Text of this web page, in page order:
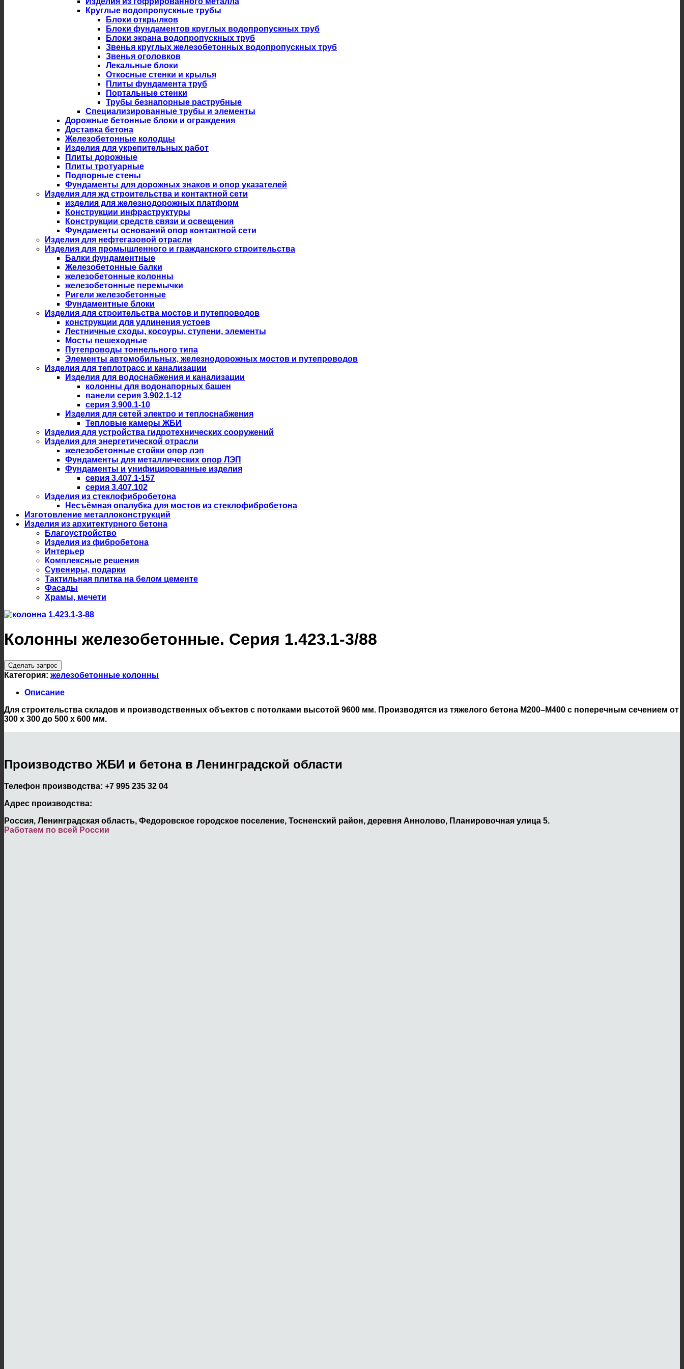
Круглые водопропускные трубы
Блоки открылков
Блоки фундаментов круглых водопропускных труб
Блоки экрана водопропускных труб
Звенья круглых железобетонных водопропускных труб
Звенья оголовков
Лекальные блоки
Откосные стенки и крылья
Плиты фундамента труб
Портальные стенки
Трубы безнапорные раструбные
Специализированные трубы и элементы
Дорожные бетонные блоки и ограждения
Доставка бетона
Железобетонные колодцы
Изделия для укрепительных работ
Плиты дорожные
Плиты тротуарные
Подпорные стены
Фундаменты для дорожных знаков и опор указателей
Изделия для жд строительства и контактной сети
изделия для железнодорожных платформ
Конструкции инфраструктуры
Конструкции средств связи и освещения
Фундаменты оснований опор контактной сети
Изделия для нефтегазовой отрасли
Изделия для промышленного и гражданского строительства
Балки фундаментные
Железобетонные балки
железобетонные колонны
железобетонные перемычки
Ригели железобетонные
Фундаментные блоки
Изделия для строительства мостов и путепроводов
конструкции для удлинения устоев
Лестничные сходы, косоуры, ступени, элементы
Мосты пешеходные
Путепроводы тоннельного типа
Элементы автомобильных, железнодорожных мостов и путепроводов
Изделия для теплотрасс и канализации
Изделия для водоснабжения и канализации
колонны для водонапорных башен
панели серия 3.902.1-12
серия 3.900.1-10
Изделия для сетей электро и теплоснабжения
Тепловые камеры ЖБИ
Изделия для устройства гидротехнических сооружений
Изделия для энергетической отрасли
железобетонные стойки опор лэп
Фундаменты для металлических опор ЛЭП
Фундаменты и унифицированные изделия
серия 3.407.1-157
серия 3.407.102
Изделия из стеклофибробетона
Несъёмная опалубка для мостов из стеклофибробетона
Изготовление металлоконструкций
Изделия из архитектурного бетона
Благоустройство
Изделия из фибробетона
Интерьер
Комплексные решения
Сувениры, подарки
Тактильная плитка на белом цементе
Фасады
Храмы, мечети
Колонны железобетонные. Серия 1.423.1-3/88
Сделать запрос
Категория: железобетонные колонны
Описание
Для строительства складов и производственных объектов с потолками высотой 9600 мм. Производятся из тяжелого бетона М200–М400 с поперечным сечением от
300 х 300 до 500 х 600 мм.
Производство ЖБИ и бетона в Ленинградской области
Телефон производства: +7 995 235 32 04
Адрес производства:
Россия, Ленинградская область, Федоровское городское поселение, Тосненский район, деревня Аннолово, Планировочная улица 5.
Работаем по всей России